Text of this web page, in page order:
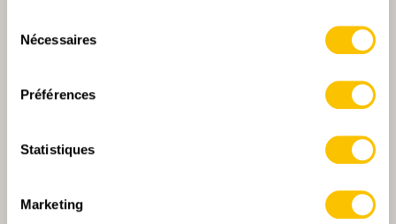
Nécessaires
Préférences
Statistiques
Marketing